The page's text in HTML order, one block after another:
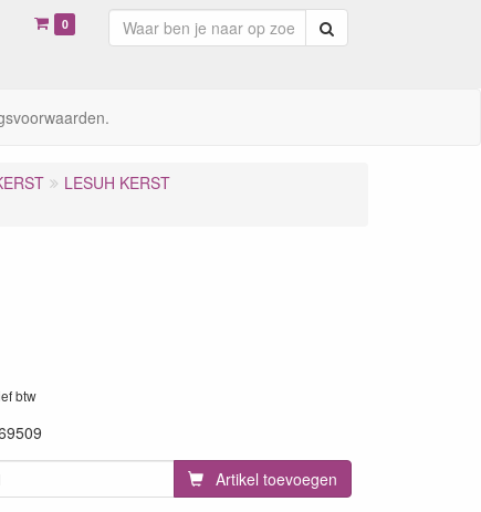
0
LESUH KERST
btw
Artikel toevoegen